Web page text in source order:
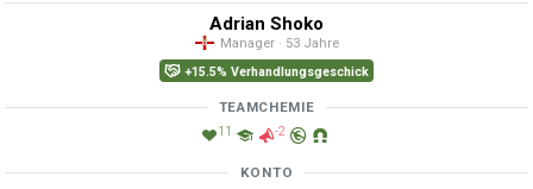
Adrian Shoko
Manager · 53 Jahre
+15.5% Verhandlungsgeschick
TEAMCHEMIE
11 -2
KONTO